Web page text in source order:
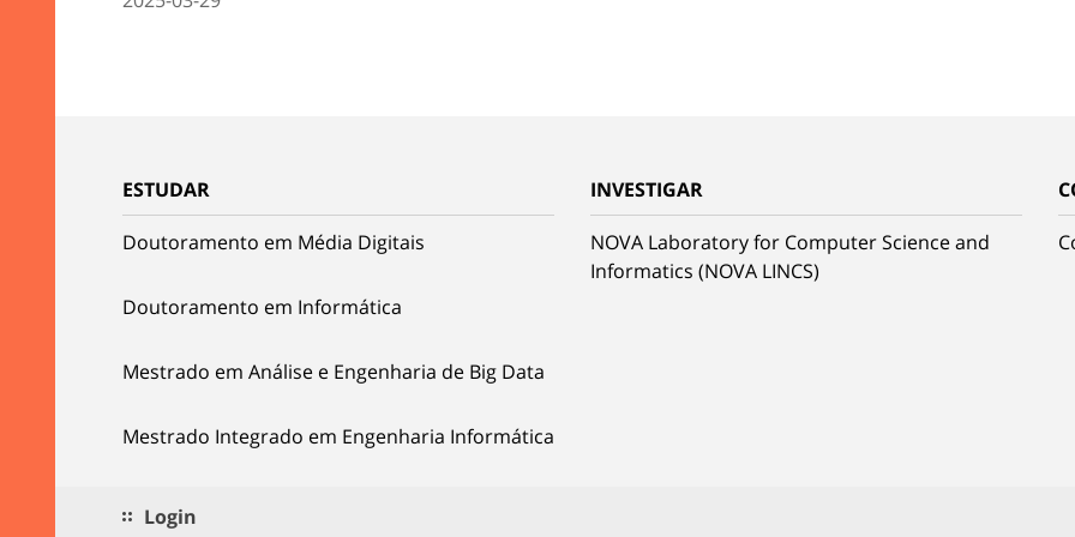
ESTUDAR
Doutoramento em Média Digitais
Doutoramento em Informática
Mestrado em Análise e Engenharia de Big Data
Mestrado Integrado em Engenharia Informática
INVESTIGAR
NOVA Laboratory for Computer Science and
Informatics (NOVA LINCS)
Login